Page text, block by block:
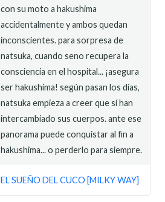
con su moto a hakushima
accidentalmente y ambos quedan
inconscientes. para sorpresa de
natsuka, cuando seno recupera la
consciencia en el hospital... ¡asegura
ser hakushima! según pasan los días,
natsuka empieza a creer que sí han
intercambiado sus cuerpos. ante ese
panorama puede conquistar al fin a
hakushima... o perderlo para siempre.
EL SUEÑO DEL CUCO [MILKY WAY]